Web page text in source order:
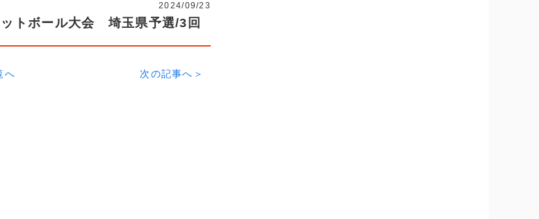
2024/09/23
トボール大会 埼玉県予選/3回
へ 次の記事へ＞